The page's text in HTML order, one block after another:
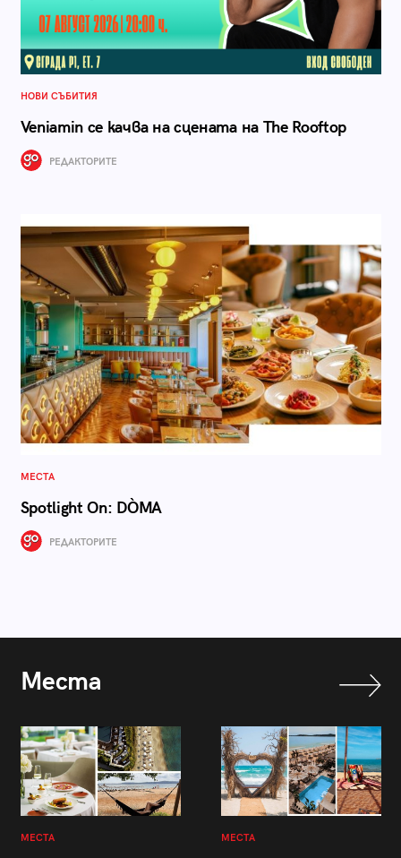
НОВИ СЪБИТИЯ
Veniamin се качва на сцената на The Rooftop
РЕДАКТОРИТЕ
МЕСТА
Spotlight On: DÒMA
РЕДАКТОРИТЕ
Места
МЕСТА МЕСТА